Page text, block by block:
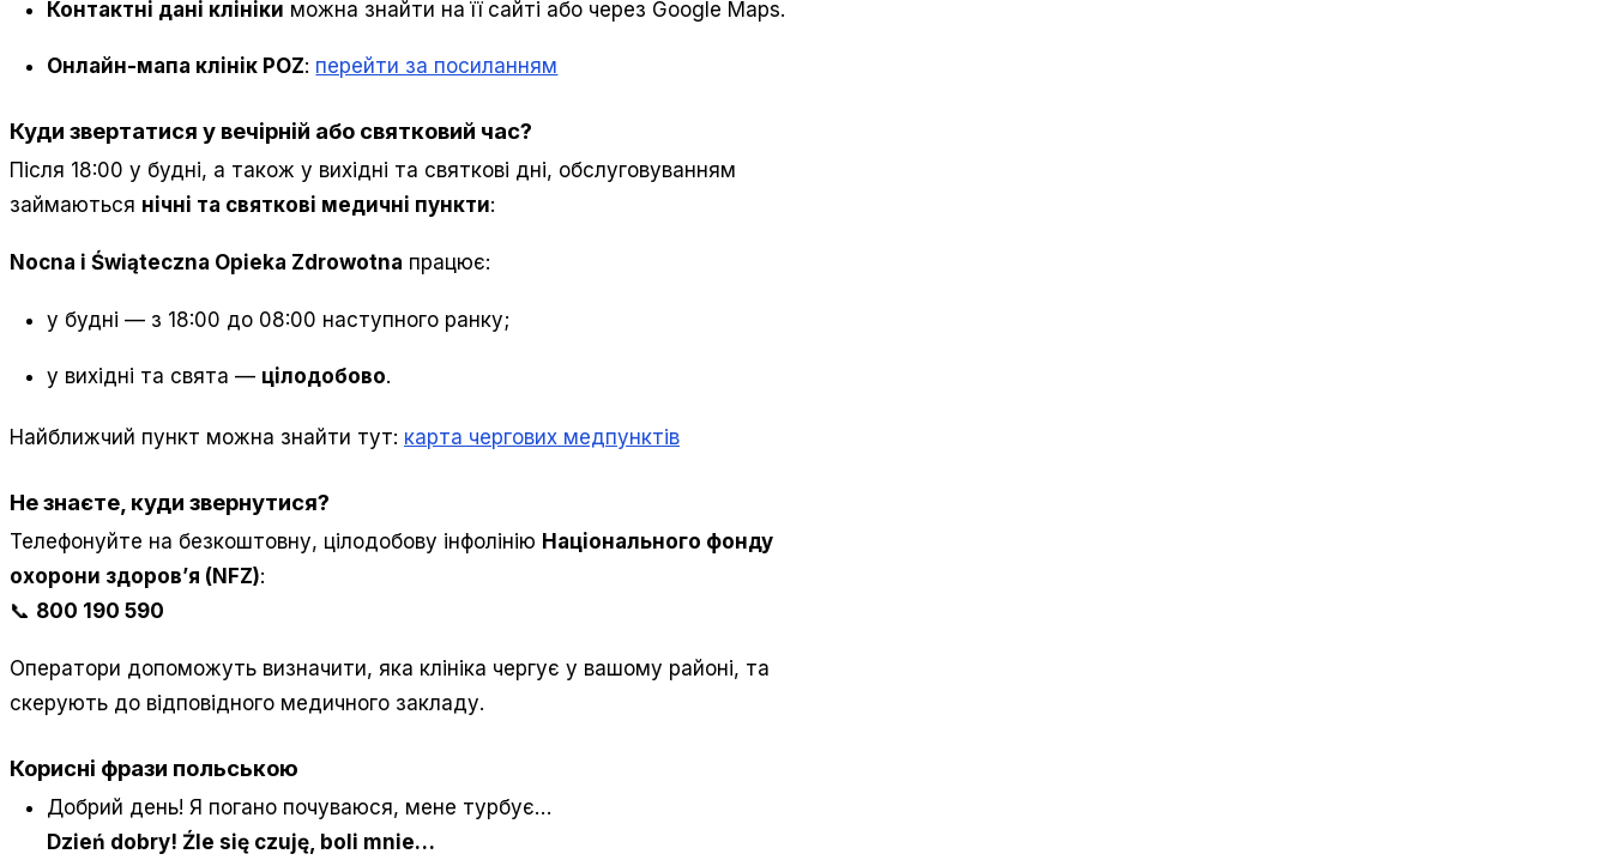
Контактні дані клініки можна знайти на її сайті або через Google Maps.
Онлайн-мапа клінік POZ: перейти за посиланням
Куди звертатися у вечірній або святковий час?
Після 18:00 у будні, а також у вихідні та святкові дні, обслуговуванням
займаються нічні та святкові медичні пункти:
Nocna i Świąteczna Opieka Zdrowotna працює:
у будні — з 18:00 до 08:00 наступного ранку;
у вихідні та свята — цілодобово.
Найближчий пункт можна знайти тут: карта чергових медпунктів
Не знаєте, куди звернутися?
Телефонуйте на безкоштовну, цілодобову інфолінію Національного фонду
охорони здоров’я (NFZ):
📞 800 190 590
Оператори допоможуть визначити, яка клініка чергує у вашому районі, та
скерують до відповідного медичного закладу.
Корисні фрази польською
Добрий день! Я погано почуваюся, мене турбує…
Dzień dobry! Źle się czuję, boli mnie…